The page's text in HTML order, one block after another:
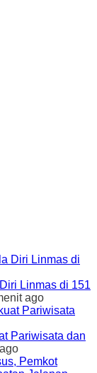
Linmas di 151
ago
Pariwisata dan